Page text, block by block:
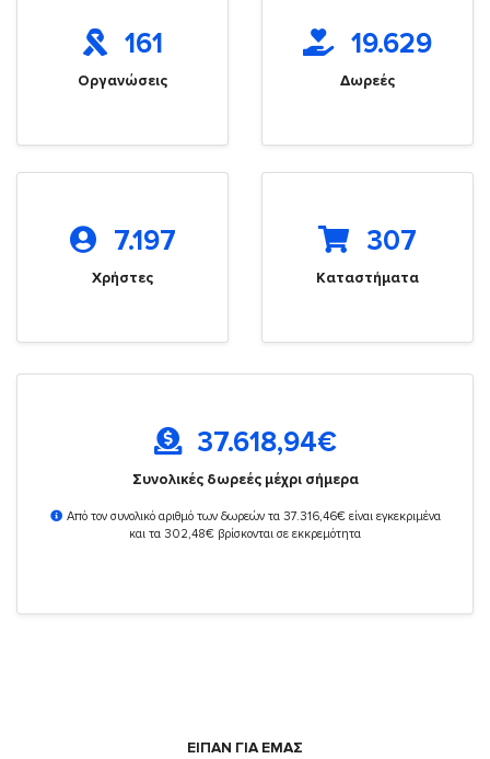
161
Οργανώσεις
19.629
Δωρεές
7.197
Χρήστες
307
Καταστήματα
37.618,94€
Συνολικές δωρεές μέχρι σήμερα
Από τον συνολικό αριθμό των δωρεών τα 37.316,46€ είναι εγκεκριμένα
και τα 302,48€ βρίσκονται σε εκκρεμότητα
ΕΙΠΑΝ ΓΙΑ ΕΜΑΣ